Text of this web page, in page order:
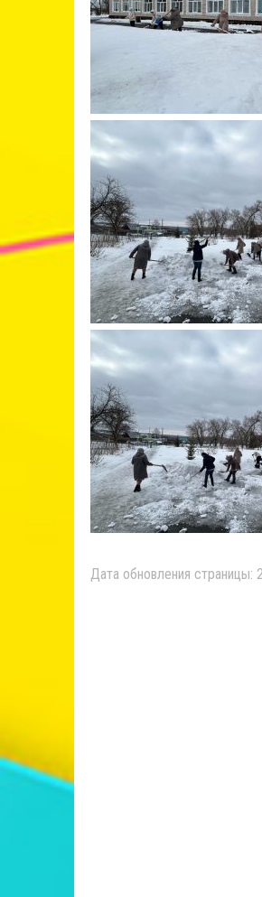
Дата обновления страницы: